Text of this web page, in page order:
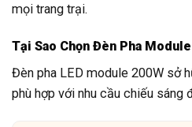
mọi trang trại.
Tại Sao Chọn Đèn Pha
Đèn pha LED module 200W sở
phù hợp với nhu cầu chiếu sáng